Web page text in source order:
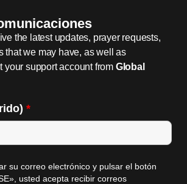
the latest updates, prayer requests,
that we may have, as well as
your support account from Global
*
su correo electrónico y pulsar el botón
usted acepta recibir correos